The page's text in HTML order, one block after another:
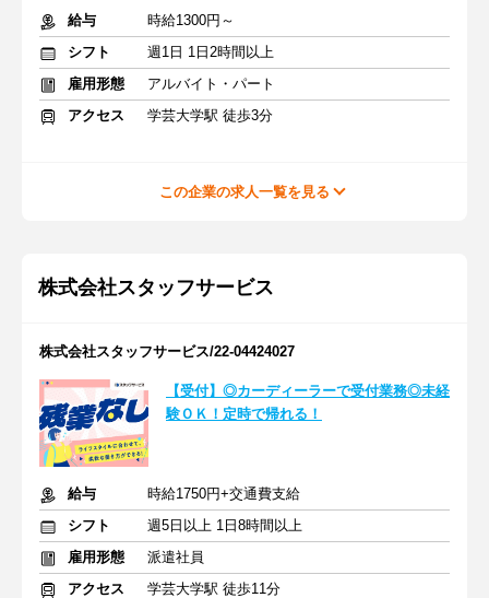
給与
時給1300円～
シフト
週1日 1日2時間以上
雇用形態
アルバイト・パート
アクセス
学芸大学駅 徒歩3分
この企業の求人一覧を見る
株式会社スタッフサービス
株式会社スタッフサービス/22-04424027
【受付】◎カーディーラーで受付業務◎未経
験ＯＫ！定時で帰れる！
給与
時給1750円+交通費支給
シフト
週5日以上 1日8時間以上
雇用形態
派遣社員
アクセス
学芸大学駅 徒歩11分